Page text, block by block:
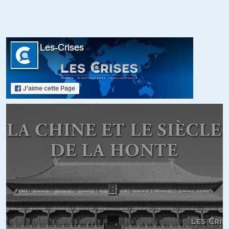
Guise//28.01.2021 à 14h50
@piedecou : Vous avez effectivement démontré le problème : des
discriminations touchent des personnes diverses, sur des critères
physiques (poids, taux de mélanine, sexe). Ce qui est inadmissible
La discrimination qui touche les femmes grosses (et
boutonneuse, pourquoi pas) relève du sexisme.
qui justifient l’exploitation d’êtres humains, sur la base de critères
Vous parlez des services publics qui « accueillent tout le monde
sans aucune distinction » : est-ce que vous avez vu passer cette
étude, qui montre que les bébés noirs ont moitié moins de risque
de mourir s’ils sont soignés par un médecin racisé, que si ils sont